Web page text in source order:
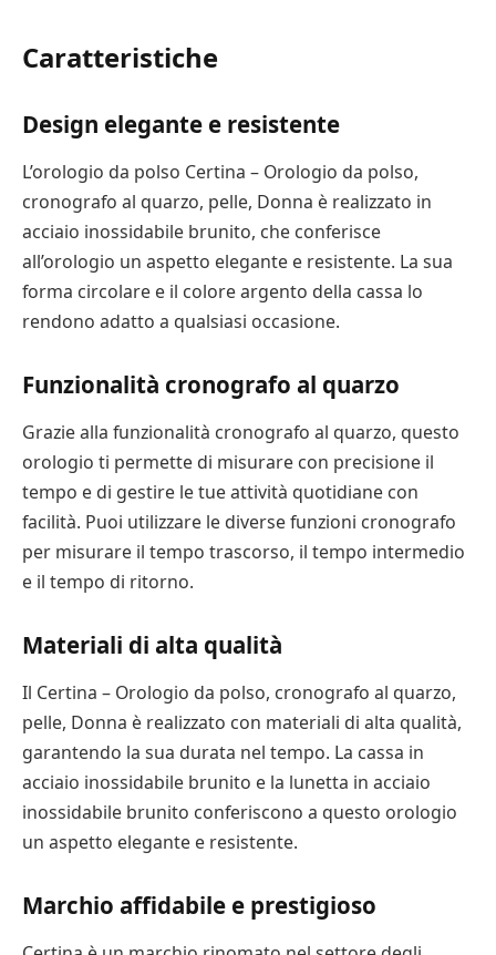
Caratteristiche
Design elegante e resistente
L’orologio da polso Certina – Orologio da polso,
cronografo al quarzo, pelle, Donna è realizzato in
acciaio inossidabile brunito, che conferisce
all’orologio un aspetto elegante e resistente. La sua
forma circolare e il colore argento della cassa lo
rendono adatto a qualsiasi occasione.
Funzionalità cronografo al quarzo
Grazie alla funzionalità cronografo al quarzo, questo
orologio ti permette di misurare con precisione il
tempo e di gestire le tue attività quotidiane con
facilità. Puoi utilizzare le diverse funzioni cronografo
per misurare il tempo trascorso, il tempo intermedio
e il tempo di ritorno.
Materiali di alta qualità
Il Certina – Orologio da polso, cronografo al quarzo,
pelle, Donna è realizzato con materiali di alta qualità,
garantendo la sua durata nel tempo. La cassa in
acciaio inossidabile brunito e la lunetta in acciaio
inossidabile brunito conferiscono a questo orologio
un aspetto elegante e resistente.
Marchio affidabile e prestigioso